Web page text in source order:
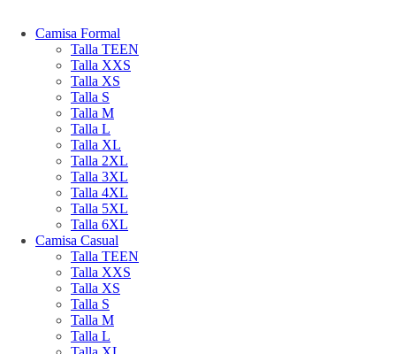
Camisa Formal
Talla TEEN
Talla XXS
Talla XS
Talla S
Talla M
Talla L
Talla XL
Talla 2XL
Talla 3XL
Talla 4XL
Talla 5XL
Talla 6XL
Camisa Casual
Talla TEEN
Talla XXS
Talla XS
Talla S
Talla M
Talla L